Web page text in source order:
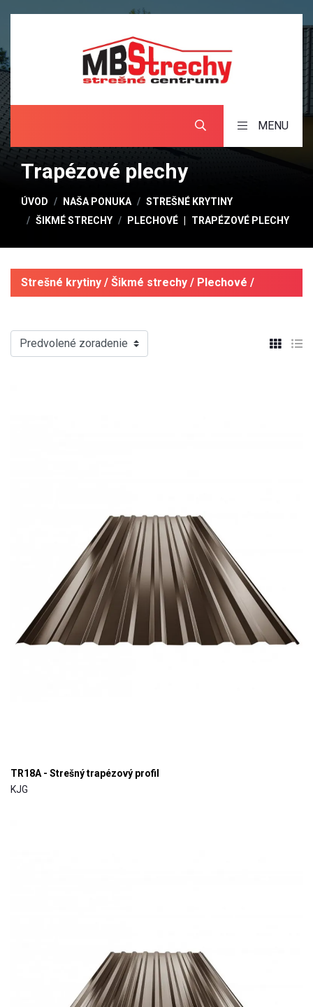
MENU
Trapézové plechy
ÚVOD NAŠA PONUKA
STREŠNÉ KRYTINY
ŠIKMÉ STRECHY
PLECHOVÉ TRAPÉZOVÉ PLECHY
Strešné krytiny / Šikmé strechy / Plechové /
Predvolené zoradenie
TR18A - Strešný trapézový profil
KJG